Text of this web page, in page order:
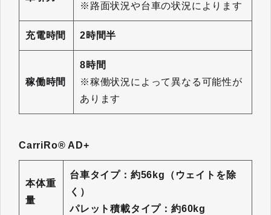
※路面状況や台車の状況によります
充電時間 2時間半
稼働時間
8時間
※稼働状況によって異なる可能性が
あります
CarriRo® AD+
本体重
量
台車タイプ：約56kg（ウェイトを除
く）
パレット積載タイプ：約60kg